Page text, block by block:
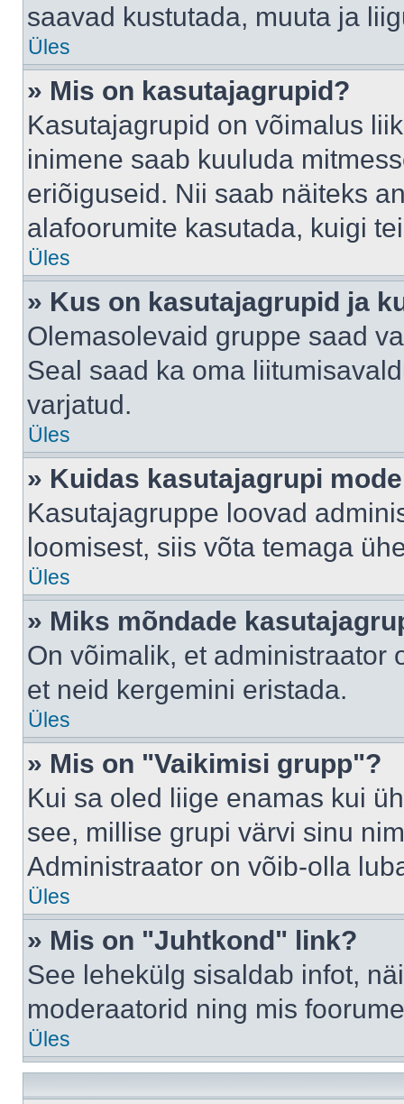
saavad kustutada, muuta ja
Üles
» Mis on kasutajagrupid?
Kasutajagrupid on võimalus
inimene saab kuuluda
eriõiguseid. Nii saab näiteks
alafoorumite kasutada, kuigi
Üles
» Kus on kasutajagrupid ja
Olemasolevaid gruppe saad
Seal saad ka oma
varjatud.
Üles
» Kuidas kasutajagrupi
Kasutajagruppe loovad
loomisest, siis võta temaga
Üles
» Miks mõndade
On võimalik, et administraator
et neid kergemini eristada.
Üles
» Mis on "Vaikimisi grupp"?
Kui sa oled liige enamas kui
see, millise grupi värvi sinu
Administraator on võib-olla
Üles
» Mis on "Juhtkond" link?
See lehekülg sisaldab infot,
moderaatorid ning mis
Üles